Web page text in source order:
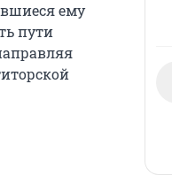
ему
пути